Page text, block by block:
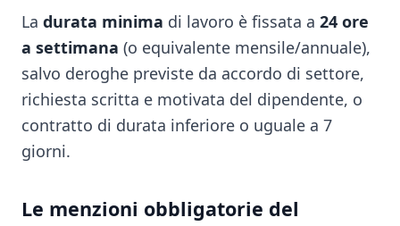
La durata minima di lavoro è fissata a 24 ore
a settimana (o equivalente mensile/annuale),
salvo deroghe previste da accordo di settore,
richiesta scritta e motivata del dipendente, o
contratto di durata inferiore o uguale a 7
giorni.
Le menzioni obbligatorie del